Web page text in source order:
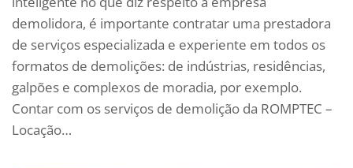
demolidora, é importante contratar uma prestadora
de serviços especializada e experiente em todos os
formatos de demolições: de indústrias, residências,
galpões e complexos de moradia, por exemplo.
Contar com os serviços de demolição da ROMPTEC –
Locação…